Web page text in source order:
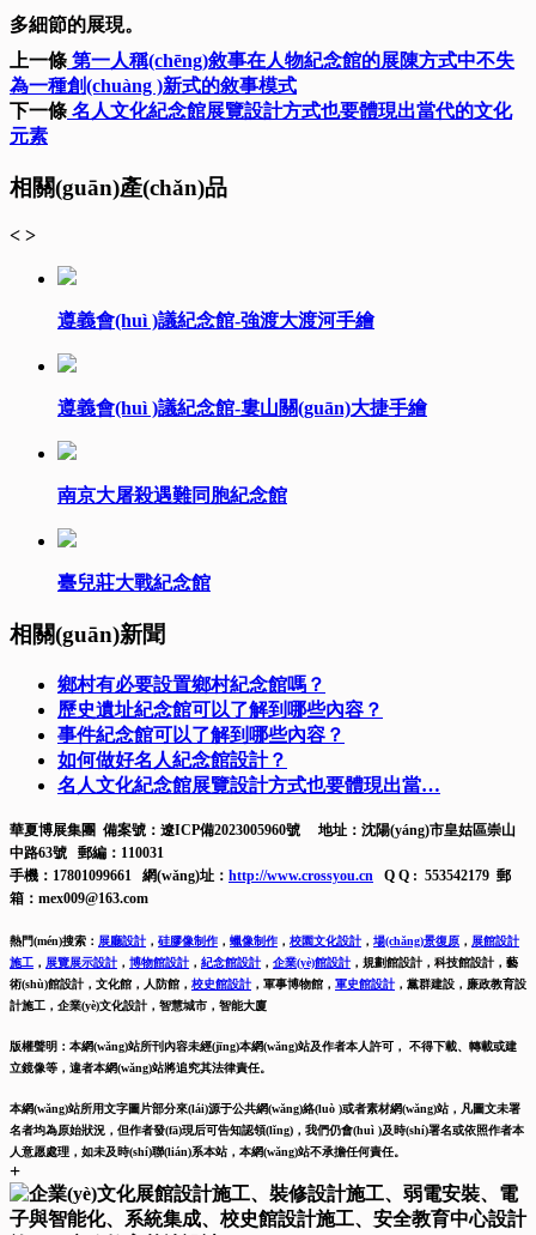
多細節的展現。
上一條 第一人稱(chēng)敘事在人物紀念館的展陳方式中不失
為一種創(chuàng )新式的敘事模式
下一條 名人文化紀念館展覽設計方式也要體現出當代的文化
元素
相關(guān)產(chǎn)品
< >
遵義會(huì )議紀念館-強渡大渡河手繪
遵義會(huì )議紀念館-婁山關(guān)大捷手繪
南京大屠殺遇難同胞紀念館
臺兒莊大戰紀念館
相關(guān)新聞
鄉村有必要設置鄉村紀念館嗎？
歷史遺址紀念館可以了解到哪些內容？
事件紀念館可以了解到哪些內容？
如何做好名人紀念館設計？
名人文化紀念館展覽設計方式也要體現出當…
華夏博展集團 備案號： 遼ICP備2023005960號
地址：沈陽(yáng)市皇姑區崇山
中路63號 郵編：110031
手機：17801099661 網(wǎng)址： http://www.crossyou.cn Q Q : 553542179 郵
箱：mex009@163.com
熱門(mén)搜索： 展廳設計 ， 硅膠像制作 ， 蠟像制作 ， 校園文化設計 ， 場(chǎng)景復原 ， 展館設計
施工 ， 展覽展示設計 ， 博物館設計 ， 紀念館設計 ， 企業(yè)館設計 ， 規劃館設計，科技館設計，藝
術(shù)館設計，文化館，人防館， 校史館設計 ， 軍事博物館， 軍史館設計 ， 黨群建設，廉政教育設
計施工， 企業(yè)文化設計，智慧城市，智能大廈
版權聲明：本網(wǎng)站所刊內容未經(jīng)本網(wǎng)站及作者本人許可， 不得下載、轉載或建
立鏡像等，違者本網(wǎng)站將追究其法律責任。
本網(wǎng)站所用文字圖片部分來(lái)源于公共網(wǎng)絡(luò )或者素材網(wǎng)站，凡圖文未署
名者均為原始狀況，但作者發(fā)現后可告知認領(lǐng)，我們仍會(huì )及時(shí)署名或依照作者本
人意愿處理，如未及時(shí)聯(lián)系本站，本網(wǎng)站不承擔任何責任。
+